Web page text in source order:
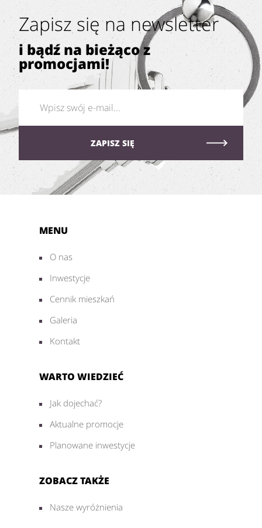
Zapisz się na newsletter
i bądź na bieżąco z
promocjami!
MENU
O nas
Inwestycje
Cennik mieszkań
Galeria
Kontakt
WARTO WIEDZIEĆ
Jak dojechać?
Aktualne promocje
Planowane inwestycje
ZOBACZ TAKŻE
Nasze wyróżnienia